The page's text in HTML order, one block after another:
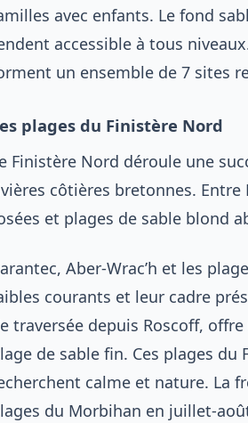
avec enfants. Le fond
accessible à tous
un ensemble de 7 sites
plages du Finistère Nord
Finistère Nord déroule une
côtières bretonnes.
et plages de sable blond
Aber-Wrac’h et les
courants et leur cadre
traversée depuis Roscoff,
de sable fin. Ces plages
calme et nature. La
du Morbihan en juillet-